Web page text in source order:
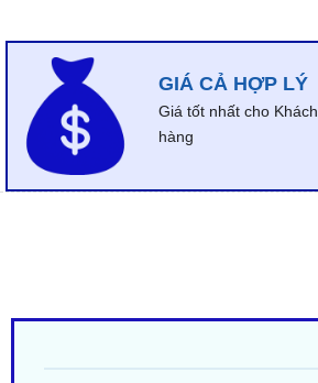
GIÁ CẢ HỢP LÝ
Giá tốt nhất cho Khách
hàng